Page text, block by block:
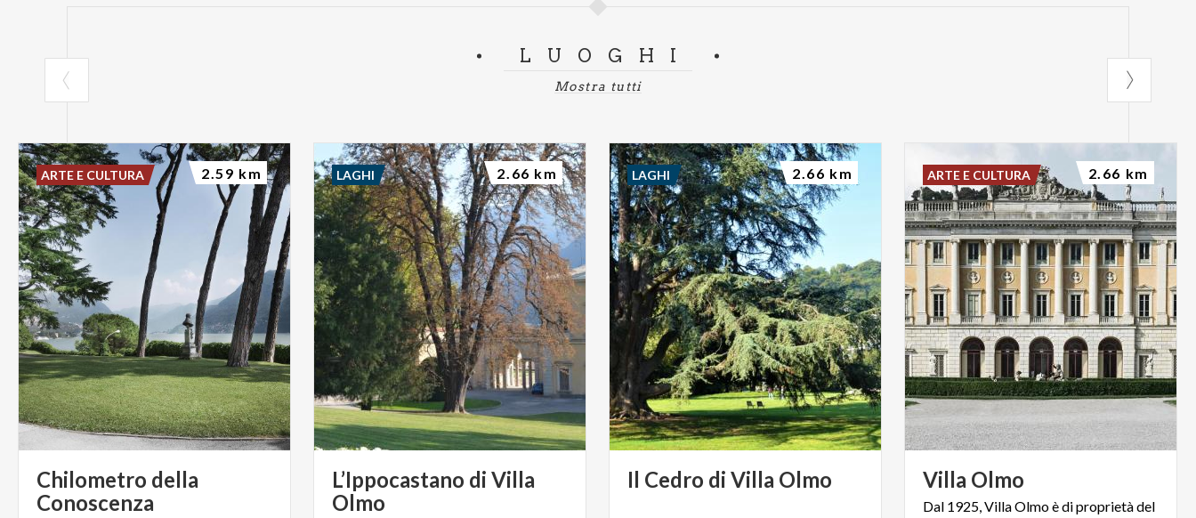
LUOGHI
Mostra tutti
Chilometro della
Conoscenza
ARTE E CULTURA 2.59 km
L’Ippocastano di Villa
Olmo
LAGHI 2.66 km
Il Cedro di Villa Olmo
LAGHI 2.66 km
Villa Olmo
Dal 1925, Villa Olmo è di proprietà del
ARTE E CULTURA 2.66 km